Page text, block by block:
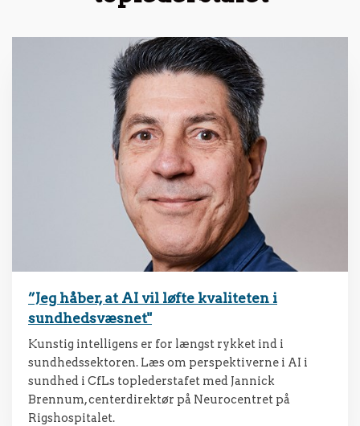
”Jeg håber, at AI vil løfte kvaliteten i
sundhedsvæsnet"
Kunstig intelligens er for længst rykket ind i
sundhedssektoren. Læs om perspektiverne i AI i
sundhed i CfLs toplederstafet med Jannick
Brennum, centerdirektør på Neurocentret på
Rigshospitalet.